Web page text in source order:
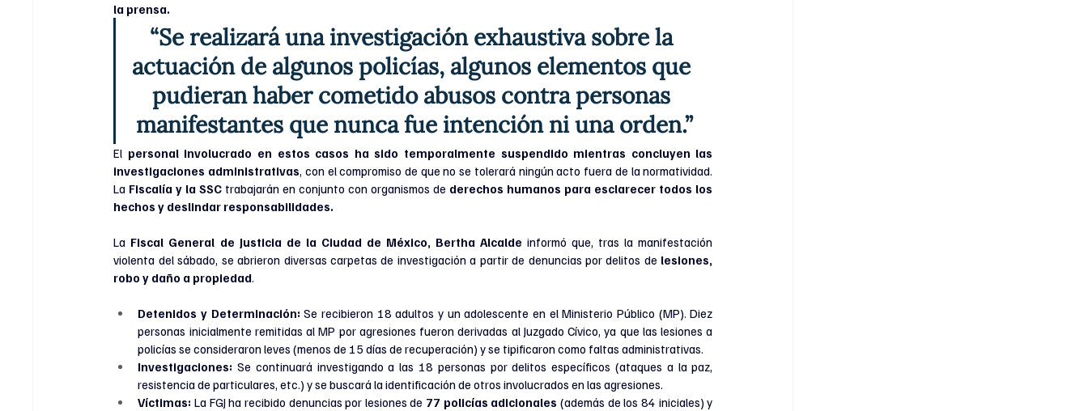
la prensa.
“Se realizará una investigación exhaustiva sobre la
actuación de algunos policías, algunos elementos que
pudieran haber cometido abusos contra personas
manifestantes que nunca fue intención ni una orden.”
El personal involucrado en estos casos ha sido temporalmente suspendido mientras concluyen las
investigaciones administrativas, con el compromiso de que no se tolerará ningún acto fuera de la normatividad.
La Fiscalía y la SSC trabajarán en conjunto con organismos de derechos humanos para esclarecer todos los
hechos y deslindar responsabilidades.
La Fiscal General de Justicia de la Ciudad de México, Bertha Alcalde informó que, tras la manifestación
violenta del sábado, se abrieron diversas carpetas de investigación a partir de denuncias por delitos de lesiones,
robo y daño a propiedad.
Detenidos y Determinación: Se recibieron 18 adultos y un adolescente en el Ministerio Público (MP). Diez
personas inicialmente remitidas al MP por agresiones fueron derivadas al Juzgado Cívico, ya que las lesiones a
policías se consideraron leves (menos de 15 días de recuperación) y se tipificaron como faltas administrativas.
Investigaciones: Se continuará investigando a las 18 personas por delitos específicos (ataques a la paz,
resistencia de particulares, etc.) y se buscará la identificación de otros involucrados en las agresiones.
Víctimas: La FGJ ha recibido denuncias por lesiones de 77 policías adicionales